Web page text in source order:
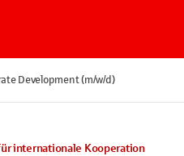
Development (m/w/d)
internationale Kooperation